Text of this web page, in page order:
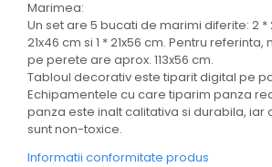
Marimea:
Un set are 5 bucati de marimi diferite: 2 *
21x46 cm si 1 * 21x56 cm. Pentru
pe perete are aprox. 113x56 cm.
Tabloul decorativ este tiparit digital pe
Echipamentele cu care tiparim panza
panza este inalt calitativa si durabila, iar
sunt non-toxice.
Informatii conformitate produs